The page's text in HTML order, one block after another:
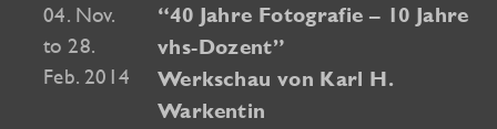
04. Nov.
to 28.
Feb. 2014
“40 Jahre Fotografie – 10 Jahre
vhs-Dozent”
Werkschau von Karl H.
Warkentin